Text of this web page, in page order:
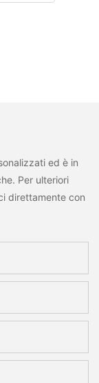
ed è in
Per ulteriori
direttamente con